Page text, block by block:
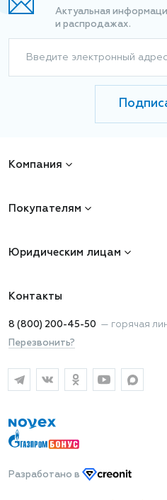
Актуальная
и распродажах.
Введите электронный адрес
Компания
Покупателям
Юридическим лицам
Контакты
8 (800) 200-45-50 — горячая
Перезвонить?
Разработано в